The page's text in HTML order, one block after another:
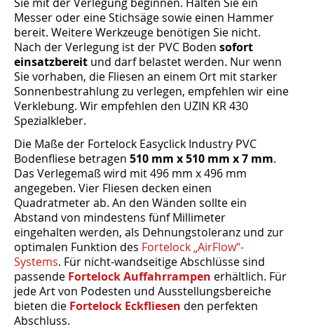
Messer oder eine Stichsäge sowie einen Hammer
bereit. Weitere Werkzeuge benötigen Sie nicht.
Nach der Verlegung ist der PVC Boden sofort
einsatzbereit und darf belastet werden. Nur wenn
Sie vorhaben, die Fliesen an einem Ort mit starker
Sonnenbestrahlung zu verlegen, empfehlen wir eine
Verklebung. Wir empfehlen den UZIN KR 430
Spezialkleber.
Die Maße der Fortelock Easyclick Industry PVC
Bodenfliese betragen 510 mm x 510 mm x 7 mm.
Das Verlegemaß wird mit 496 mm x 496 mm
angegeben. Vier Fliesen decken einen
Quadratmeter ab. An den Wänden sollte ein
Abstand von mindestens fünf Millimeter
eingehalten werden, als Dehnungstoleranz und zur
optimalen Funktion des Fortelock „AirFlow“-
Systems. Für nicht-wandseitige Abschlüsse sind
passende Fortelock Auffahrrampen erhältlich. Für
jede Art von Podesten und Ausstellungsbereiche
bieten die Fortelock Eckfliesen den perfekten
Abschluss.